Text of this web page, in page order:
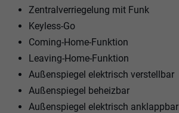
Zentralverriegelung mit Funk
Keyless-Go
Coming-Home-Funktion
Leaving-Home-Funktion
Außenspiegel elektrisch verstellbar
Außenspiegel beheizbar
Außenspiegel elektrisch anklappbar